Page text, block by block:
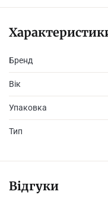
Бренд
Вік
Упаковка
Тип
Відгуки